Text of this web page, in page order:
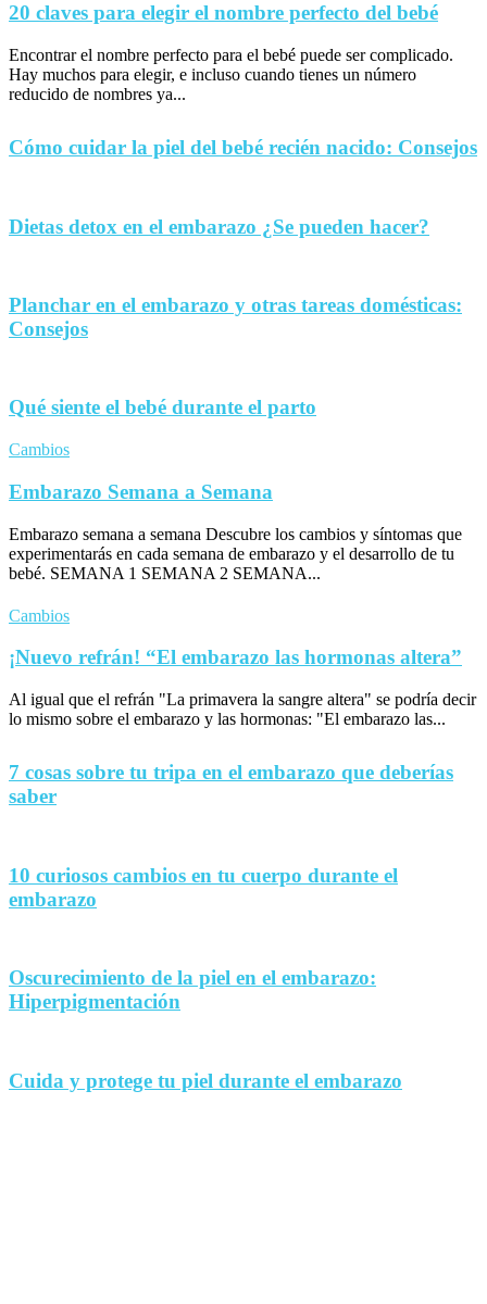
20 claves para elegir el nombre perfecto del bebé
Encontrar el nombre perfecto para el bebé puede ser complicado.
Hay muchos para elegir, e incluso cuando tienes un número
reducido de nombres ya...
Cómo cuidar la piel del bebé recién nacido: Consejos
Dietas detox en el embarazo ¿Se pueden hacer?
Planchar en el embarazo y otras tareas domésticas:
Consejos
Qué siente el bebé durante el parto
Cambios
Embarazo Semana a Semana
Embarazo semana a semana Descubre los cambios y síntomas que
experimentarás en cada semana de embarazo y el desarrollo de tu
bebé. SEMANA 1 SEMANA 2 SEMANA...
Cambios
¡Nuevo refrán! “El embarazo las hormonas altera”
Al igual que el refrán "La primavera la sangre altera" se podría decir
lo mismo sobre el embarazo y las hormonas: "El embarazo las...
7 cosas sobre tu tripa en el embarazo que deberías
saber
10 curiosos cambios en tu cuerpo durante el
embarazo
Oscurecimiento de la piel en el embarazo:
Hiperpigmentación
Cuida y protege tu piel durante el embarazo